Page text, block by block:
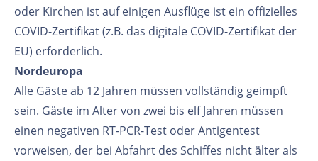
oder Kirchen ist auf einigen Ausflüge ist ein offizielles
COVID-Zertifikat (z.B. das digitale COVID-Zertifikat der
EU) erforderlich.
Nordeuropa
Alle Gäste ab 12 Jahren müssen vollständig geimpft
sein. Gäste im Alter von zwei bis elf Jahren müssen
einen negativen RT-PCR-Test oder Antigentest
vorweisen, der bei Abfahrt des Schiffes nicht älter als